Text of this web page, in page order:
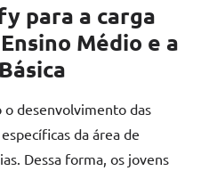
para a carga
Médio e a
o desenvolvimento das
da área de
Dessa forma, os jovens